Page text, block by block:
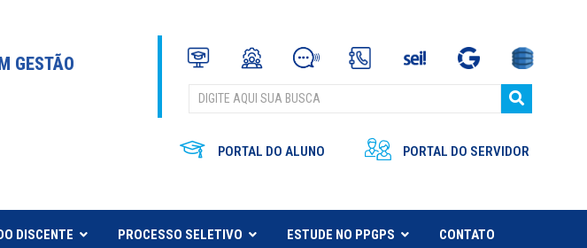
GESTÃO
PORTAL DO ALUNO PORTAL DO SERVIDOR
DISCENTE PROCESSO SELETIVO ESTUDE NO PPGPS CONTATO